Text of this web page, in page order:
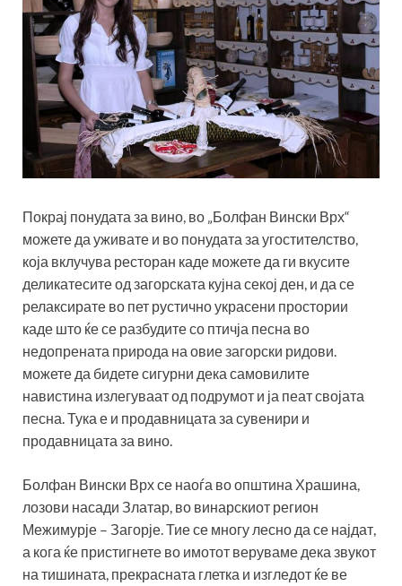
Покрај понудата за вино, во „Болфан Вински Врх“
можете да уживате и во понудата за угостителство,
која вклучува ресторан каде можете да ги вкусите
деликатесите од загорската кујна секој ден, и да се
релаксирате во пет рустично украсени простории
каде што ќе се разбудите со птичја песна во
недопрената природа на овие загорски ридови.
можете да бидете сигурни дека самовилите
навистина излегуваат од подрумот и ја пеат својата
песна. Тука е и продавницата за сувенири и
продавницата за вино.
Болфан Вински Врх се наоѓа во општина Храшина,
лозови насади Златар, во винарскиот регион
Межимурје – Загорје. Тие се многу лесно да се најдат,
а кога ќе пристигнете во имотот веруваме дека звукот
на тишината, прекрасната глетка и изгледот ќе ве